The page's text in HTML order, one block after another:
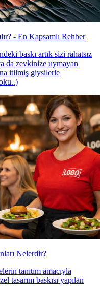
- En Kapsamlı Rehber
baskı artık sizi rahatsız
da zevkinize uymayan
itilmiş giysilerle
Nelerdir?
tanıtım amacıyla
tasarım baskısı yapılan